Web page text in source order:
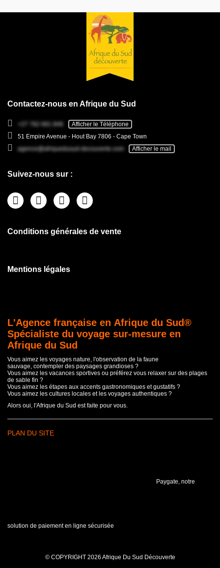
Contactez-nous en Afrique du Sud
+27 782 681 846
Afficher le Téléphone
51 Empire Avenue - Hout Bay 7806 - Cape Town
agence@afriquedusud-decouverte.com
Afficher le mail
Suivez-nous sur :
Conditions générales de vente
Mentions légales
L'Agence française en Afrique du Sud®
Spécialiste du voyage sur-mesure en
Afrique du Sud
Vous aimez les voyages nature, l'observation de la faune
sauvage, contempler des paysages grandioses ?
Vous aimez les vacances sportives ou préférez vous relaxer sur des plages
de sable fin ?
Vous aimez les étapes aux accents gastronomiques et gustatifs ?
Vous aimez les cultures locales et les voyages authentiques ?
Alors oui, l'Afrique du Sud est faite pour vous.
PLAN DU SITE
Paygate, notre
solution de paiement en ligne sécurisée
© COPYRIGHT 2026 Afrique Du Sud Découverte